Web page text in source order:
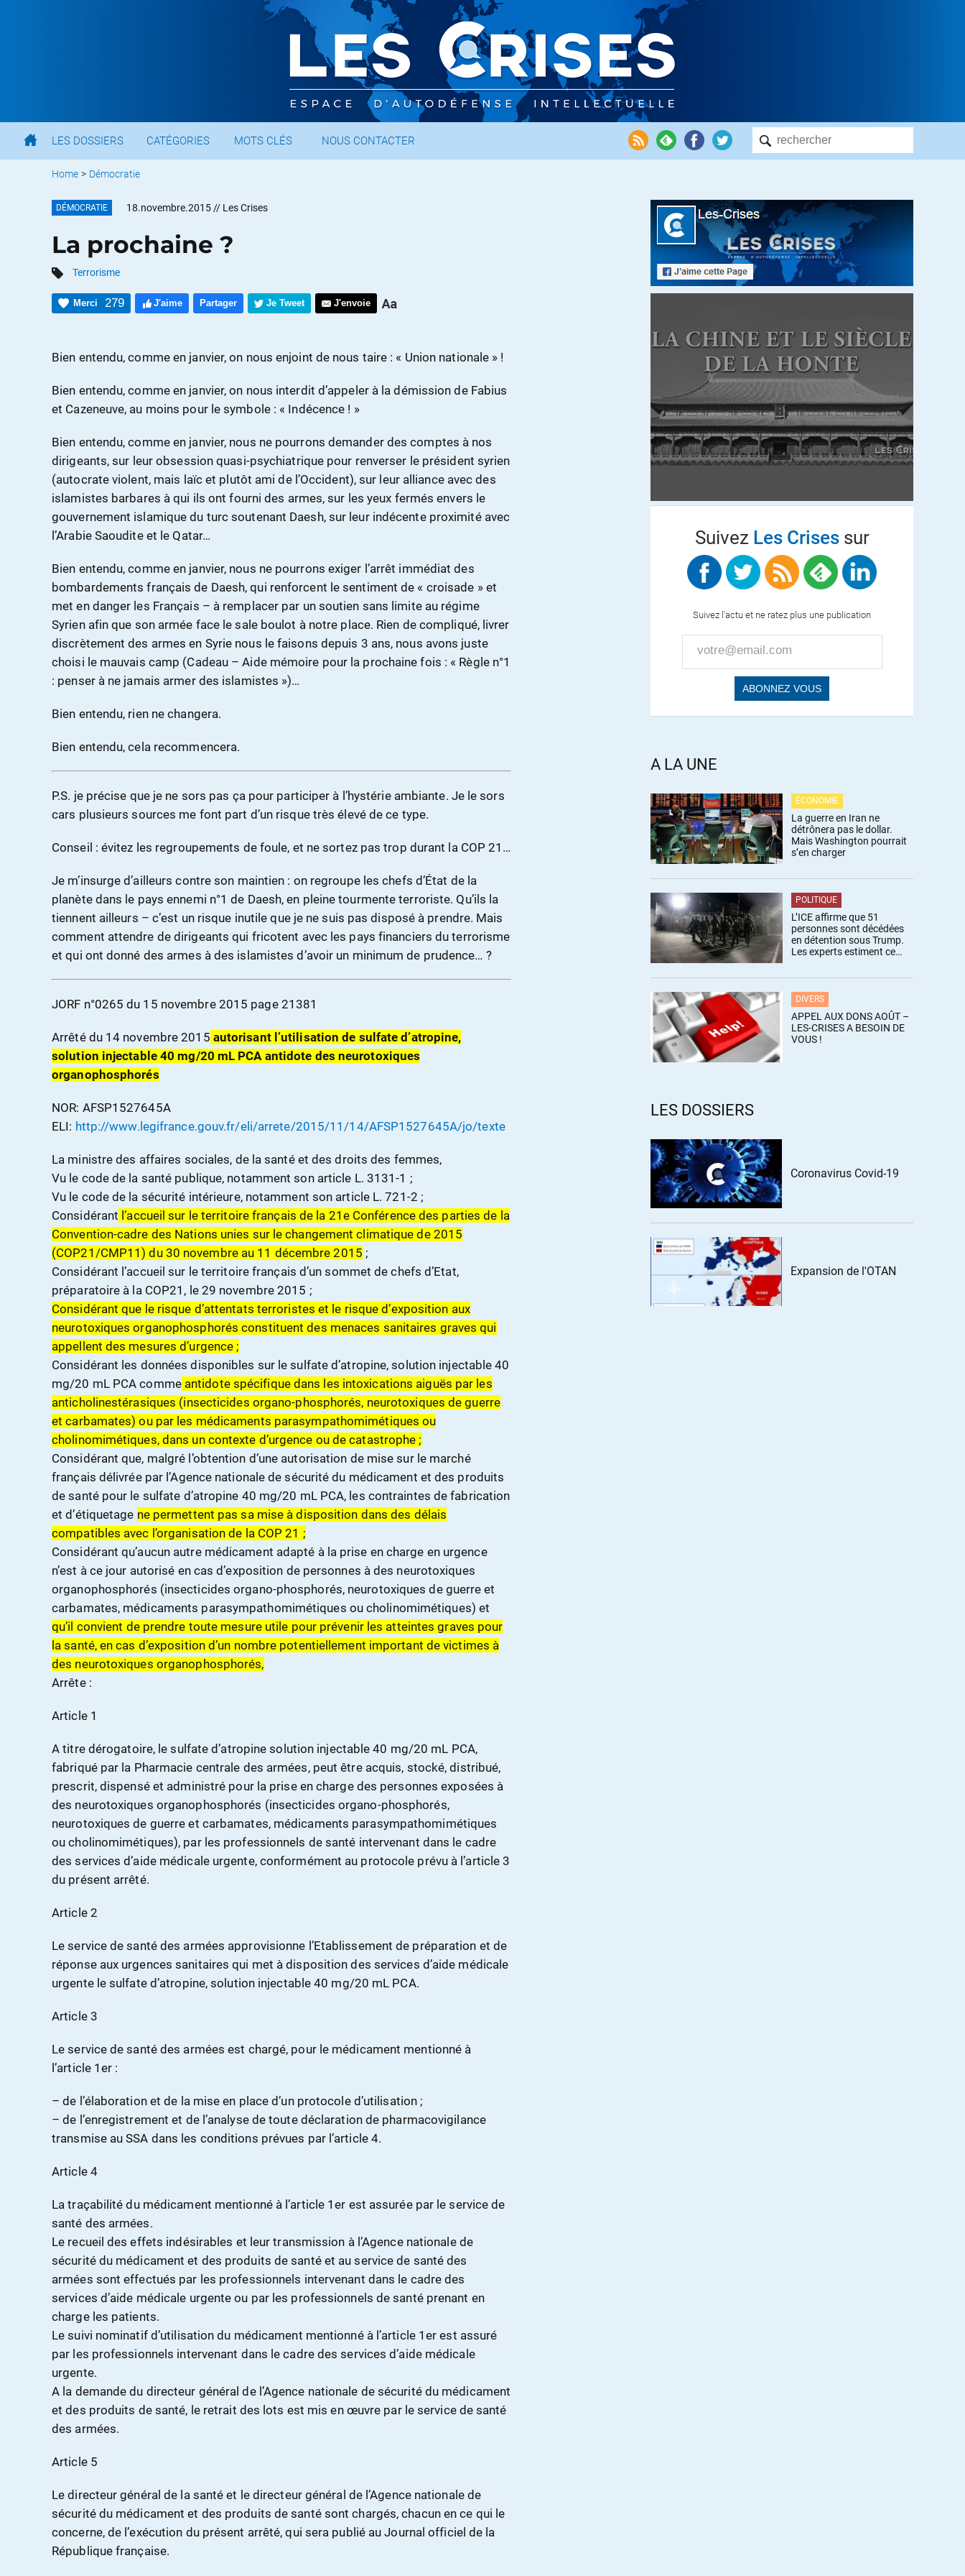
LES DOSSIERS CATÉGORIES MOTS CLÉS NOUS CONTACTER
Home > Démocratie
DÉMOCRATIE 18.novembre.2015 // Les Crises
La prochaine ?
Terrorisme
Merci 279 J'aime Partager Je Tweet J'envoie
Bien entendu, comme en janvier, on nous enjoint de nous taire : « Union nationale » !
Bien entendu, comme en janvier, on nous interdit d’appeler à la démission de Fabius
et Cazeneuve, au moins pour le symbole : « Indécence ! »
Bien entendu, comme en janvier, nous ne pourrons demander des comptes à nos
dirigeants, sur leur obsession quasi-psychiatrique pour renverser le président syrien
(autocrate violent, mais laïc et plutôt ami de l’Occident), sur leur alliance avec des
islamistes barbares à qui ils ont fourni des armes, sur les yeux fermés envers le
gouvernement islamique du turc soutenant Daesh, sur leur indécente proximité avec
l’Arabie Saoudite et le Qatar…
Bien entendu, comme en janvier, nous ne pourrons exiger l’arrêt immédiat des
bombardements français de Daesh, qui renforcent le sentiment de « croisade » et
met en danger les Français – à remplacer par un soutien sans limite au régime
Syrien afin que son armée face le sale boulot à notre place. Rien de compliqué, livrer
discrètement des armes en Syrie nous le faisons depuis 3 ans, nous avons juste
choisi le mauvais camp (Cadeau – Aide mémoire pour la prochaine fois : « Règle n°1
: penser à ne jamais armer des islamistes »)…
Bien entendu, rien ne changera.
Bien entendu, cela recommencera.
P.S. je précise que je ne sors pas ça pour participer à l’hystérie ambiante. Je le sors
cars plusieurs sources me font part d’un risque très élevé de ce type.
Conseil : évitez les regroupements de foule, et ne sortez pas trop durant la COP 21…
Je m’insurge d’ailleurs contre son maintien : on regroupe les chefs d’État de la
planète dans le pays ennemi n°1 de Daesh, en pleine tourmente terroriste. Qu’ils la
tiennent ailleurs – c’est un risque inutile que je ne suis pas disposé à prendre. Mais
comment attendre de dirigeants qui fricotent avec les pays financiers du terrorisme
et qui ont donné des armes à des islamistes d’avoir un minimum de prudence… ?
JORF n°0265 du 15 novembre 2015 page 21381
Arrêté du 14 novembre 2015 autorisant l’utilisation de sulfate d’atropine,
solution injectable 40 mg/20 mL PCA antidote des neurotoxiques
organophosphorés
NOR: AFSP1527645A
ELI: http://www.legifrance.gouv.fr/eli/arrete/2015/11/14/AFSP1527645A/jo/texte
La ministre des affaires sociales, de la santé et des droits des femmes,
Vu le code de la santé publique, notamment son article L. 3131-1 ;
Vu le code de la sécurité intérieure, notamment son article L. 721-2 ;
Considérant l’accueil sur le territoire français de la 21e Conférence des parties de la
Convention-cadre des Nations unies sur le changement climatique de 2015
(COP21/CMP11) du 30 novembre au 11 décembre 2015 ;
Considérant l’accueil sur le territoire français d’un sommet de chefs d’Etat,
préparatoire à la COP21, le 29 novembre 2015 ;
Considérant que le risque d’attentats terroristes et le risque d’exposition aux
neurotoxiques organophosphorés constituent des menaces sanitaires graves qui
appellent des mesures d’urgence ;
Considérant les données disponibles sur le sulfate d’atropine, solution injectable 40
mg/20 mL PCA commeantidote spécifique dans les intoxications aiguës par les
anticholinestérasiques (insecticides organo-phosphorés, neurotoxiques de guerre
et carbamates) ou par les médicaments parasympathomimétiques ou
cholinomimétiques, dans un contexte d’urgence ou de catastrophe ;
Considérant que, malgré l’obtention d’une autorisation de mise sur le marché
français délivrée par l’Agence nationale de sécurité du médicament et des produits
de santé pour le sulfate d’atropine 40 mg/20 mL PCA, les contraintes de fabrication
et d’étiquetage ne permettent pas sa mise à disposition dans des délais
compatibles avec l’organisation de la COP 21 ;
Considérant qu’aucun autre médicament adapté à la prise en charge en urgence
n’est à ce jour autorisé en cas d’exposition de personnes à des neurotoxiques
organophosphorés (insecticides organo-phosphorés, neurotoxiques de guerre et
carbamates, médicaments parasympathomimétiques ou cholinomimétiques) et
qu’il convient de prendre toute mesure utile pour prévenir les atteintes graves pour
la santé, en cas d’exposition d’un nombre potentiellement important de victimes à
des neurotoxiques organophosphorés,
Arrête :
Article 1
A titre dérogatoire, le sulfate d’atropine solution injectable 40 mg/20 mL PCA,
fabriqué par la Pharmacie centrale des armées, peut être acquis, stocké, distribué,
prescrit, dispensé et administré pour la prise en charge des personnes exposées à
des neurotoxiques organophosphorés (insecticides organo-phosphorés,
neurotoxiques de guerre et carbamates, médicaments parasympathomimétiques
ou cholinomimétiques), par les professionnels de santé intervenant dans le cadre
des services d’aide médicale urgente, conformément au protocole prévu à l’article 3
du présent arrêté.
Article 2
Le service de santé des armées approvisionne l’Etablissement de préparation et de
réponse aux urgences sanitaires qui met à disposition des services d’aide médicale
urgente le sulfate d’atropine, solution injectable 40 mg/20 mL PCA.
Article 3
Le service de santé des armées est chargé, pour le médicament mentionné à
l’article 1er :
– de l’élaboration et de la mise en place d’un protocole d’utilisation ;
– de l’enregistrement et de l’analyse de toute déclaration de pharmacovigilance
transmise au SSA dans les conditions prévues par l’article 4.
Article 4
La traçabilité du médicament mentionné à l’article 1er est assurée par le service de
santé des armées.
Le recueil des effets indésirables et leur transmission à l’Agence nationale de
sécurité du médicament et des produits de santé et au service de santé des
armées sont effectués par les professionnels intervenant dans le cadre des
services d’aide médicale urgente ou par les professionnels de santé prenant en
charge les patients.
Le suivi nominatif d’utilisation du médicament mentionné à l’article 1er est assuré
par les professionnels intervenant dans le cadre des services d’aide médicale
urgente.
A la demande du directeur général de l’Agence nationale de sécurité du médicament
et des produits de santé, le retrait des lots est mis en œuvre par le service de santé
des armées.
Article 5
Le directeur général de la santé et le directeur général de l’Agence nationale de
sécurité du médicament et des produits de santé sont chargés, chacun en ce qui le
concerne, de l’exécution du présent arrêté, qui sera publié au Journal officiel de la
République française.
Suivez Les Crisessur
Suivez l'actu et ne ratez plus une publication
A LA UNE
ÉCONOMIE
La guerre en Iran ne
détrônera pas le dollar.
Mais Washington pourrait
s’en charger
POLITIQUE
L’ICE affirme que 51
personnes sont décédées
en détention sous Trump.
Les experts estiment ce
DIVERS
APPEL AUX DONS AOÛT –
LES-CRISES A BESOIN DE
VOUS !
LES DOSSIERS
Coronavirus Covid-19
Expansion de l'OTAN